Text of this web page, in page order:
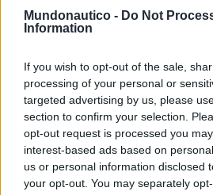
Mundonautico - Do Not
Information
If you wish to opt-out of the sale,
processing of your personal or
targeted advertising by us, please
section to confirm your selection.
opt-out request is processed you
interest-based ads based on
us or personal information disclosed
your opt-out. You may separately
interior, zona de lounge e um
afirmou Martins, acrescentando
e será muito elegante”.
José Apolinário, presidente da
o projeto como assente em
, sublinhando a sua
posicionamento do Algarve no